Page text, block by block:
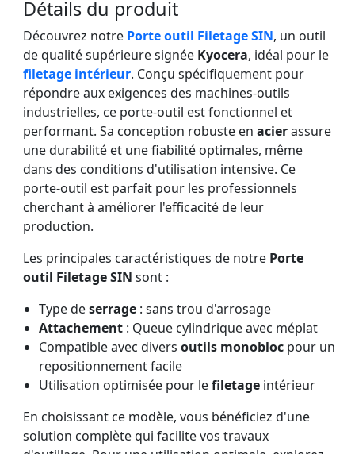
Détails du produit
Découvrez notre Porte outil Filetage SIN, un outil
de qualité supérieure signée Kyocera, idéal pour le
filetage intérieur. Conçu spécifiquement pour
répondre aux exigences des machines-outils
industrielles, ce porte-outil est fonctionnel et
performant. Sa conception robuste en acierassure
une durabilité et une fiabilité optimales, même
dans des conditions d'utilisation intensive. Ce
porte-outil est parfait pour les professionnels
cherchant à améliorer l'efficacité de leur
production.
Les principales caractéristiques de notre Porte
outil Filetage SIN sont :
Type deserrage : sans trou d'arrosage
Attachement : Queue cylindrique avec méplat
Compatible avec divers outils monobloc pour un
repositionnement facile
Utilisation optimisée pour lefiletage intérieur
En choisissant ce modèle, vous bénéficiez d'une
solution complète qui facilite vos travaux